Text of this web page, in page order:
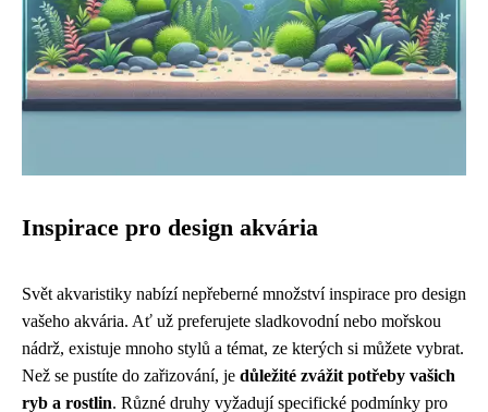
Inspirace pro design akvária
Svět akvaristiky nabízí nepřeberné množství inspirace pro design
vašeho akvária. Ať už preferujete sladkovodní nebo mořskou
nádrž, existuje mnoho stylů a témat, ze kterých si můžete vybrat.
Než se pustíte do zařizování, je důležité zvážit potřeby vašich
ryb a rostlin. Různé druhy vyžadují specifické podmínky pro